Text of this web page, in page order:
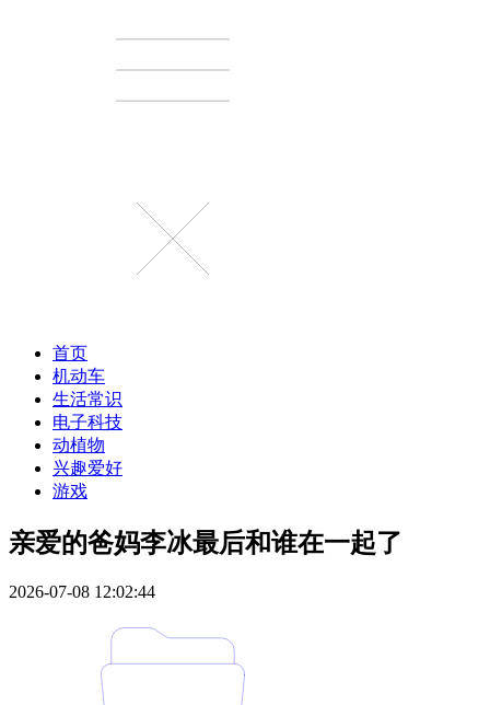
首页
机动车
生活常识
电子科技
动植物
兴趣爱好
游戏
亲爱的爸妈李冰最后和谁在一起了
2026-07-08 12:02:44